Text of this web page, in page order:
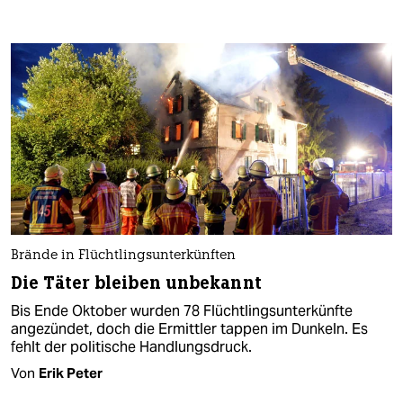
Brände in Flüchtlingsunterkünften
Die Täter bleiben unbekannt
Bis Ende Oktober wurden 78 Flüchtlingsunterkünfte
angezündet, doch die Ermittler tappen im Dunkeln. Es
fehlt der politische Handlungsdruck.
Von Erik Peter